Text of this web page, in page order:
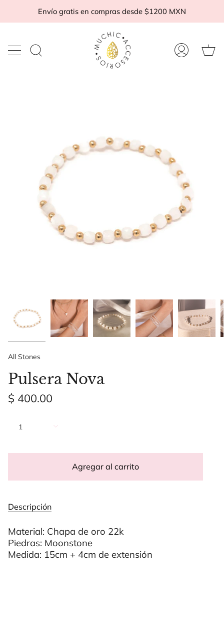
Envío gratis en compras desde $1200 MXN
Buscar
Mi
All Stones
Pulsera Nova
$ 400.00
1
Agregar al carrito
Descripción
Material: Chapa de oro 22k
Piedras: Moonstone
Medida: 15cm + 4cm de extensión